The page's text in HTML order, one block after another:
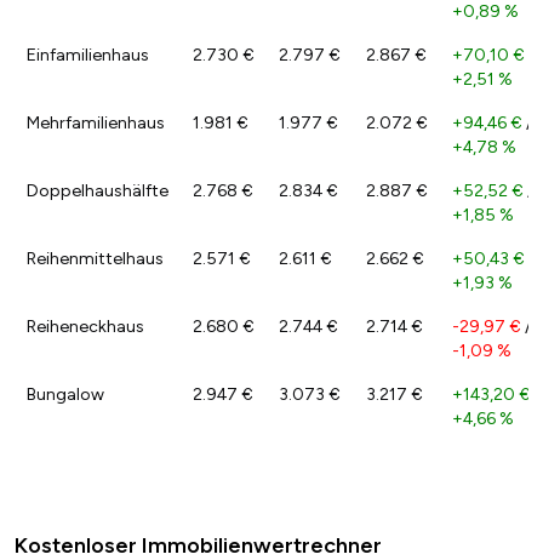
+0,89 %
Einfamilienhaus 2.730 € 2.797 € 2.867 € +70,10 €
+2,51 %
Mehrfamilienhaus 1.981 € 1.977 € 2.072 € +94,46 € /
+4,78 %
Doppelhaushälfte 2.768 € 2.834 € 2.887 € +52,52 € /
+1,85 %
Reihenmittelhaus 2.571 € 2.611 € 2.662 € +50,43 €
+1,93 %
Reiheneckhaus 2.680 € 2.744 € 2.714 € -29,97 € /
-1,09 %
Bungalow 2.947 € 3.073 € 3.217 € +143,20 €
+4,66 %
Kostenloser Immobilienwertrechner